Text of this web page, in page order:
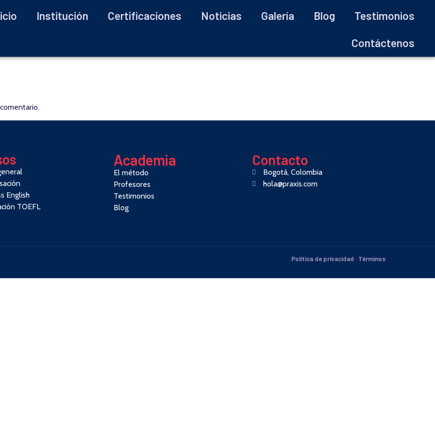
Institución Certificaciones Noticias Galería Blog
Testimonios
Contáctenos
English
TOEFL
Academia
El método
Profesores
Testimonios
Blog
Contacto
Bogotá, Colombia
hola@praxis.com
Política de privacidad · Términos